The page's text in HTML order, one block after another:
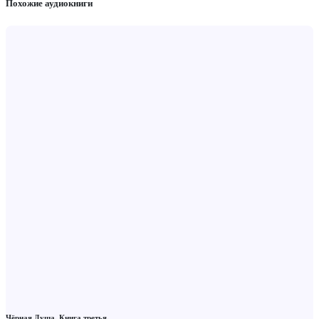
Похожие аудиокниги
Чёрная Душа. Книга третья.